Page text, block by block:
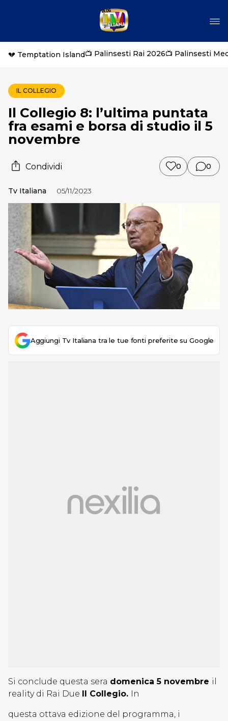
💔 Temptation Island📺 Palinsesti Rai 2026📺 Palinsesti
IL COLLEGIO
Il Collegio 8: l’ultima puntata
fra esami e borsa di studio il 5
novembre
Condividi 0 0
Tv Italiana 05/11/2023
Aggiungi Tv Italiana tra le tue fonti preferite su Google
Si conclude questa sera domenica 5 novembre il
reality di Rai Due Il Collegio. In
questa ottava edizione del programma, i